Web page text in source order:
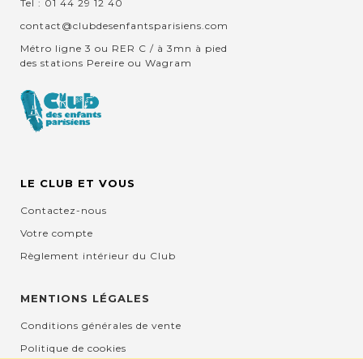
Tel : 01 44 29 12 40
contact@clubdesenfantsparisiens.com
Métro ligne 3 ou RER C / à 3mn à pied
des stations Pereire ou Wagram
LE CLUB ET VOUS
Contactez-nous
Votre compte
Règlement intérieur du Club
MENTIONS LÉGALES
Conditions générales de vente
Politique de cookies